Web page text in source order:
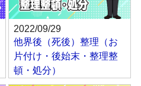
2022/09/29
他界後（死後）整理（お
片付け・後始末・整理整
頓・処分）